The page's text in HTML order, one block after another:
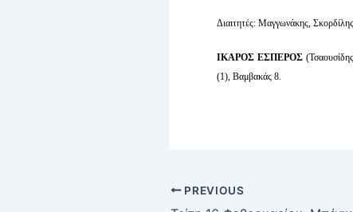
Διαιτητές: Μαγγωνάκης,
ΙΚΑΡΟΣ EΣΠΕΡΟΣ
(1), Βαμβακάς 8.
PREVIOUS